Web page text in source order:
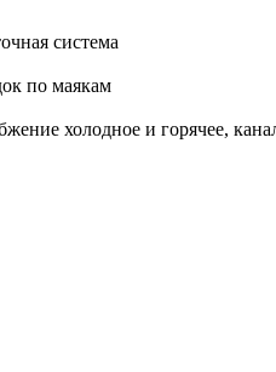
система
по маякам
холодное и горячее,